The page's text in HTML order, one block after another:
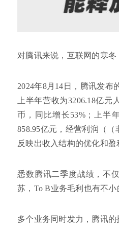
对腾讯来说，互联网的寒冬
2024年8月14日，腾讯发布
上半年营收为3206.18亿
币，同比增长53%；上半
858.95亿元，经营利润（（
反映出收入结构的优化和盈
悉数腾讯二季度战绩，不
苏，To B业务毛利也有不
多个业务同时发力，腾讯的